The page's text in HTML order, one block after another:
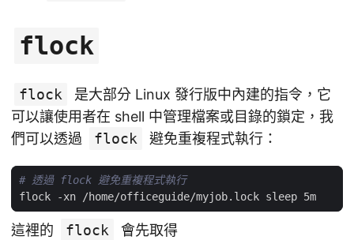
flock
flock
是大部分 Linux 發行版中內建的指令，它
可以讓使用者在 shell 中管理檔案或目錄的鎖定，我
們可以透過
flock 避免重複程式執行：
# 透過 flock 避免重複程式執行
這裡的 flock
會先取得